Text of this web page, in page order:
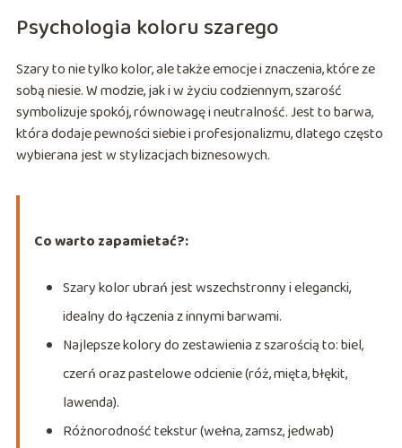
Psychologia koloru szarego
Szary to nie tylko kolor, ale także emocje i znaczenia, które ze
sobą niesie. W modzie, jak i w życiu codziennym, szarość
symbolizuje spokój, równowagę i neutralność. Jest to barwa,
która dodaje pewności siebie i profesjonalizmu, dlatego często
wybierana jest w stylizacjach biznesowych.
Co warto zapamietać?:
Szary kolor ubrań jest wszechstronny i elegancki,
idealny do łączenia z innymi barwami.
Najlepsze kolory do zestawienia z szarością to: biel,
czerń oraz pastelowe odcienie (róż, mięta, błękit,
lawenda).
Różnorodność tekstur (wełna, zamsz, jedwab)